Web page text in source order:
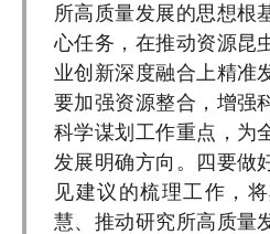
所高质量发展的思想根
心任务，在推动资源昆
业创新深度融合上精准
要加强资源整合，增强
科学谋划工作重点，为
发展明确方向。四要做
见建议的梳理工作，
慧、推动研究所高质量